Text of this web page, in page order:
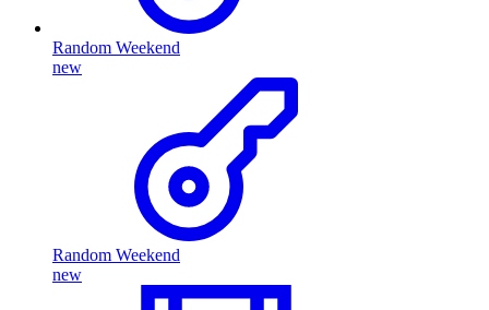
Random Weekend
new
Random Weekend
new